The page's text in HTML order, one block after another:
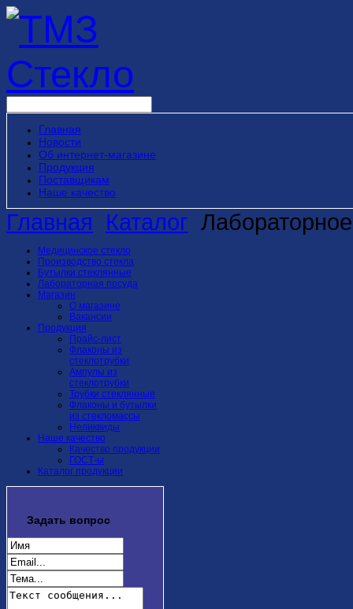
Главная
Новости
Об интернет-магазине
Продукция
Поставщикам
Наше качество
Главная Каталог
Медицинское стекло
Производство стекла
Бутылки стеклянные
Лабораторная посуда
Магазин
О магазине
Вакансии
Продукция
Прайс-лист
Флаконы из
стеклотрубки
Ампулы из
стеклотрубки
Трубки стеклянные
Флаконы и бутылки
из стекломассы
Неликвиды
Наше качество
Качество продукции
ГОСТ-ы
Каталог продукции
Задать вопрос